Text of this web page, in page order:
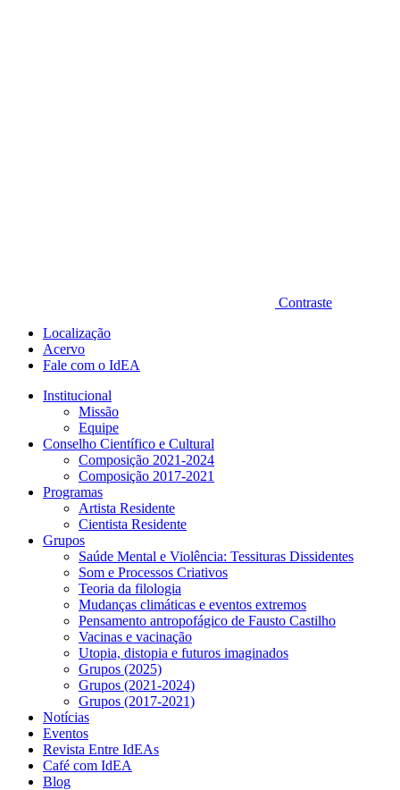
Contraste
Localização
Acervo
Fale com o IdEA
Institucional
Missão
Equipe
Conselho Científico e Cultural
Composição 2021-2024
Composição 2017-2021
Programas
Artista Residente
Cientista Residente
Grupos
Saúde Mental e Violência: Tessituras Dissidentes
Som e Processos Criativos
Teoria da filologia
Mudanças climáticas e eventos extremos
Pensamento antropofágico de Fausto Castilho
Vacinas e vacinação
Utopia, distopia e futuros imaginados
Grupos (2025)
Grupos (2021-2024)
Grupos (2017-2021)
Notícias
Eventos
Revista Entre IdEAs
Café com IdEA
Blog